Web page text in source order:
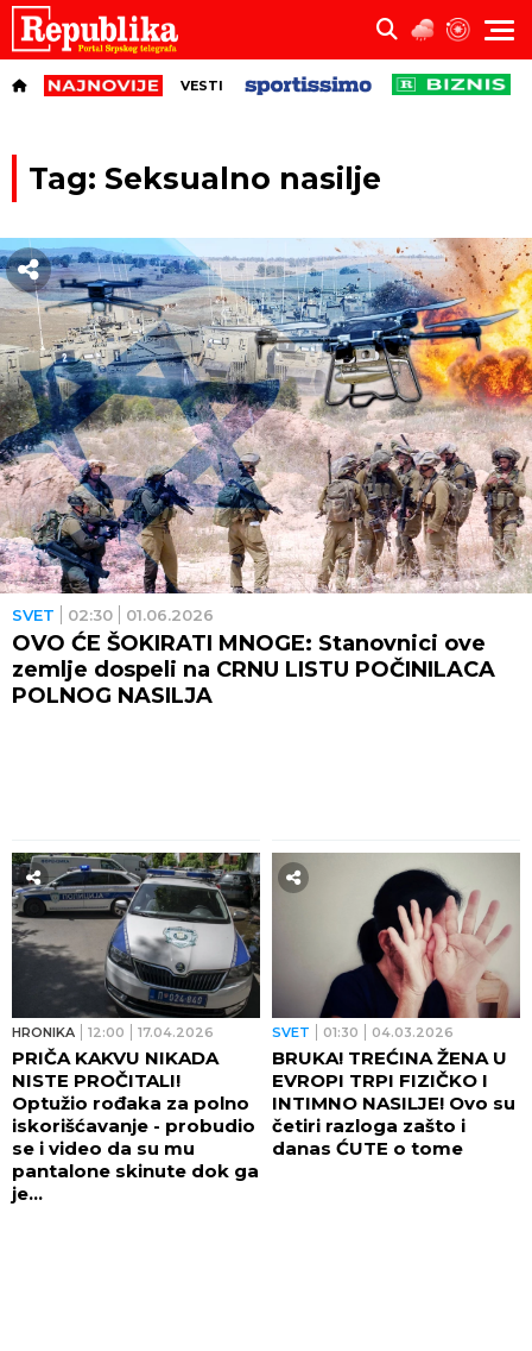
VESTI
Tag: Seksualno nasilje
SVET 02:30 01.06.2026
OVO ĆE ŠOKIRATI MNOGE: Stanovnici ove
zemlje dospeli na CRNU LISTU POČINILACA
POLNOG NASILJA
HRONIKA 12:00 17.04.2026
PRIČA KAKVU NIKADA
NISTE PROČITALI!
Optužio rođaka za polno
iskorišćavanje - probudio
se i video da su mu
pantalone skinute dok ga
je...
SVET 01:30 04.03.2026
BRUKA! TREĆINA ŽENA U
EVROPI TRPI FIZIČKO I
INTIMNO NASILJE! Ovo su
četiri razloga zašto i
danas ĆUTE o tome